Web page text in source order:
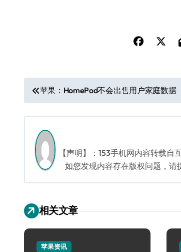
文
章
导
航
苹果：HomePod不会出售用户家庭数据
【声明】：153手机网内容转载
如您发现内容存在版权问题，请
相关文章
苹果资讯